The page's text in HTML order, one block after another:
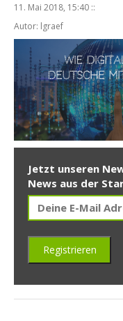
11. Mai 2018, 15:40 ::
Autor: lgraef
Jetzt unseren
News aus der